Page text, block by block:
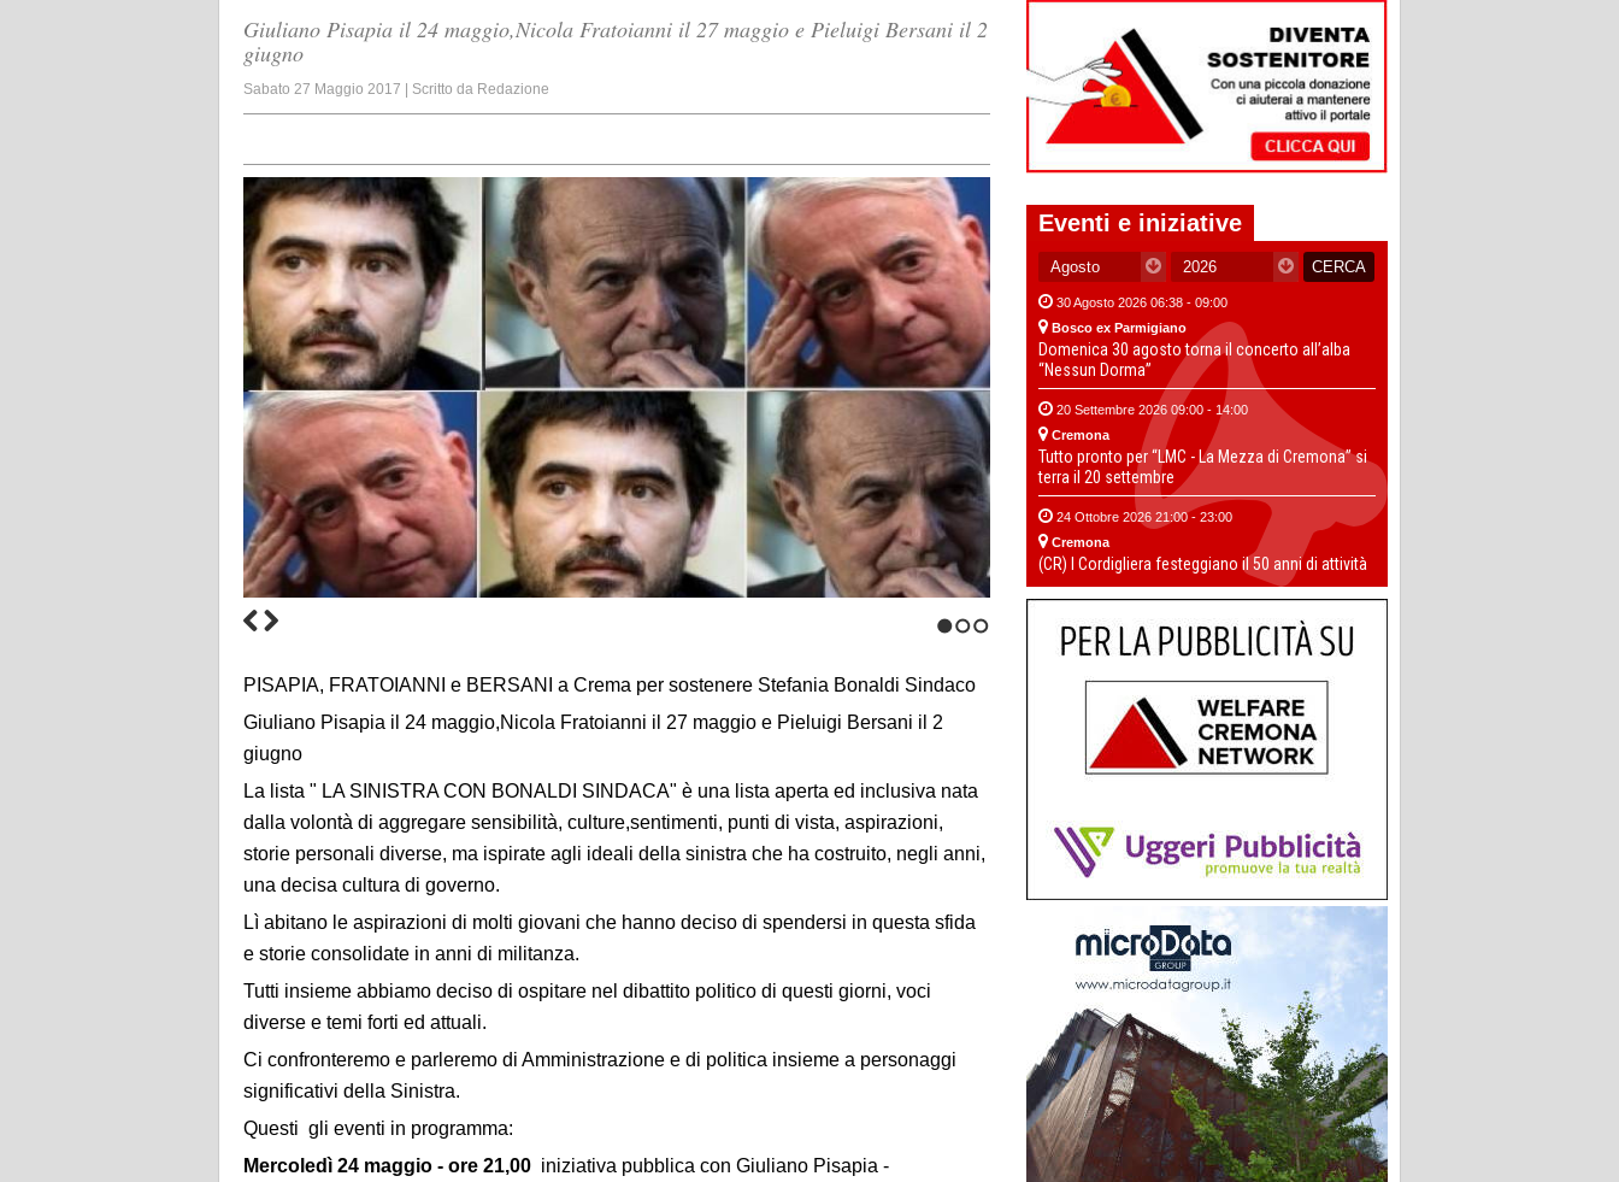
Giuliano Pisapia il 24 maggio,Nicola Fratoianni il 27 maggio e Pieluigi Bersani il 2
giugno
Sabato 27 Maggio 2017 | Scritto da Redazione
PISAPIA, FRATOIANNI e BERSANI a Crema per sostenere Stefania Bonaldi Sindaco
Giuliano Pisapia il 24 maggio,Nicola Fratoianni il 27 maggio e Pieluigi Bersani il 2
giugno
La lista " LA SINISTRA CON BONALDI SINDACA" è una lista aperta ed inclusiva nata
dalla volontà di aggregare sensibilità, culture,sentimenti, punti di vista, aspirazioni,
storie personali diverse, ma ispirate agli ideali della sinistra che ha costruito, negli anni,
una decisa cultura di governo.
Lì abitano le aspirazioni di molti giovani che hanno deciso di spendersi in questa sfida
e storie consolidate in anni di militanza.
Tutti insieme abbiamo deciso di ospitare nel dibattito politico di questi giorni, voci
diverse e temi forti ed attuali.
Ci confronteremo e parleremo di Amministrazione e di politica insieme a personaggi
significativi della Sinistra.
Questi gli eventi in programma:
Mercoledì 24 maggio - ore 21,00 iniziativa pubblica con Giuliano Pisapia -
Eventi e iniziative
30 Agosto 2026 06:38 - 09:00
Bosco ex Parmigiano
Domenica 30 agosto torna il concerto all’alba
“Nessun Dorma”
20 Settembre 2026 09:00 - 14:00
Cremona
Tutto pronto per “LMC - La Mezza di Cremona” si
terra il 20 settembre
24 Ottobre 2026 21:00 - 23:00
Cremona
(CR) I Cordigliera festeggiano il 50 anni di attività